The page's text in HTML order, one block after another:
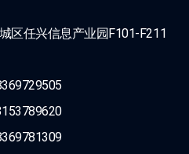
区任兴信息产业园F101-F211